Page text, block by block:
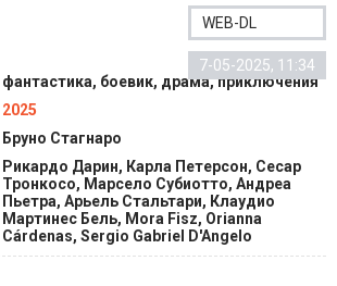
WEB-DL
7-05-2025, 11:34
фантастика, боевик, драма, приключения
2025
Бруно Стагнаро
Рикардо Дарин, Карла Петерсон, Сесар
Тронкосо, Марсело Субиотто, Андреа
Пьетра, Арьель Стальтари, Клаудио
Мартинес Бель, Mora Fisz, Orianna
Cárdenas, Sergio Gabriel D'Angelo